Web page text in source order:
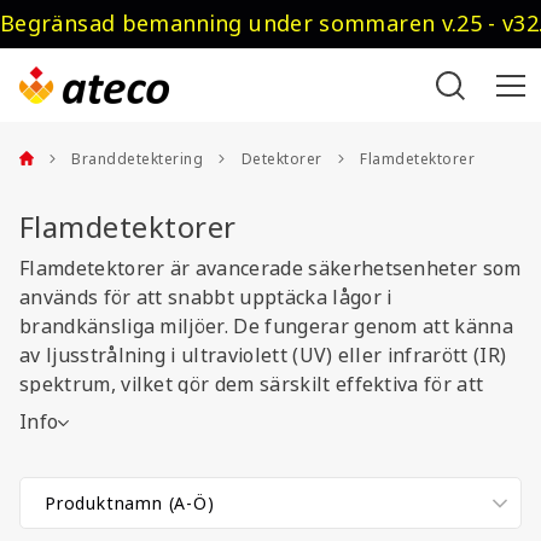
Begränsad bemanning under sommaren v.25 -
Branddetektering Detektorer Flamdetektorer
Flamdetektorer
Flamdetektorer är avancerade säkerhetsenheter som
används för att snabbt upptäcka lågor i
brandkänsliga miljöer. De fungerar genom att känna
av ljusstrålning i ultraviolett (UV) eller infrarött (IR)
spektrum, vilket gör dem särskilt effektiva för att
identifiera bränder som inte avger rök.
även under svåra förhållanden som starkt ljus, rök
eller damm. Det finns olika typer, inklusive UV-
detektorer, IR-detektorer och kombinerade UV/IR-
Info